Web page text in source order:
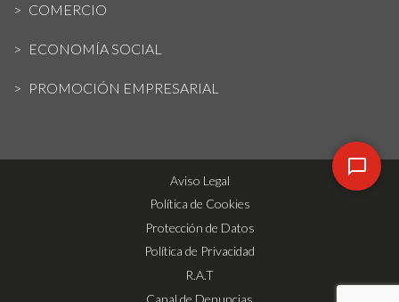
COMERCIO
ECONOMÍA SOCIAL
PROMOCIÓN EMPRESARIAL
Aviso Legal
Política de Cookies
Protección de Datos
Política de Privacidad
R.A.T
Canal de Denuncias